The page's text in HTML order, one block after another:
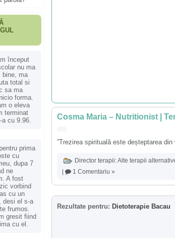
început
nu ma
bine, ma
total si
sa ma
forma.
o eleva
terminat
cu 9.96.
prima
cu
dupa 7
ne
A fost
vorbind
cu un
desi el s-a
frumos.
gresit fiind
cu el.
Cosma Maria – Nutritionist |
”Trezirea spirituală este deșteptarea
Director terapii:Alte terapii
1 Comentariu »
Rezultate pentru: Dietoterapie Bacau